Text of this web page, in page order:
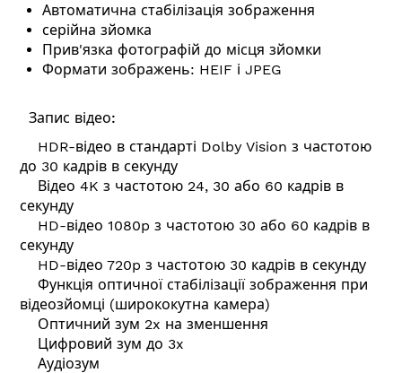
Автоматична стабілізація зображення
серійна зйомка
Прив'язка фотографій до місця зйомки
Формати зображень: HEIF і JPEG
Запис відео:
HDR-відео в стандарті Dolby Vision з частотою
до 30 кадрів в секунду
Відео 4K з частотою 24, 30 або 60 кадрів в
секунду
HD-відео 1080p з частотою 30 або 60 кадрів в
секунду
HD-відео 720p з частотою 30 кадрів в секунду
Функція оптичної стабілізації зображення при
відеозйомці (ширококутна камера)
Оптичний зум 2x на зменшення
Цифровий зум до 3x
Аудіозум